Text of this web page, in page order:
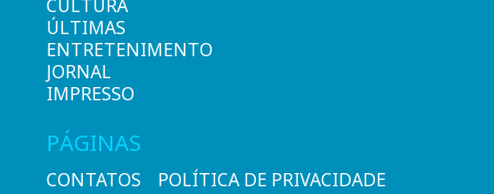
CULTURA
ÚLTIMAS
ENTRETENIMENTO
JORNAL
IMPRESSO
PÁGINAS
CONTATOS POLÍTICA DE PRIVACIDADE